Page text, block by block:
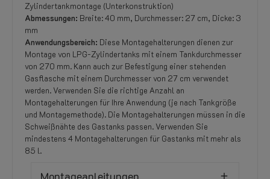
Zylindertankmontage (Unterkonstruktion)
Abmessungen: Breite: 40 mm, Durchmesser: 27 cm, Dicke: 3
mm
Anwendungsbereich: Diese Montagehalterungen dienen zur
Montage von LPG-Zylindertanks mit einem Tankdurchmesser
von 270 mm. Kann auch zur Befestigung einer stehenden
Gasflasche mit einem Durchmesser von 27 cm verwendet
werden. Verwenden Sie die richtige Anzahl an
Montagehalterungen für Ihre Anwendung (je nach Tankgröße
und Montagemethode). Die Montagehalterungen müssen in die
Schweißnähte des Gastanks passen. Verwenden Sie
mindestens 4 Montagehalterungen für Gastanks mit mehr als
85 l.
Montageanleitungen